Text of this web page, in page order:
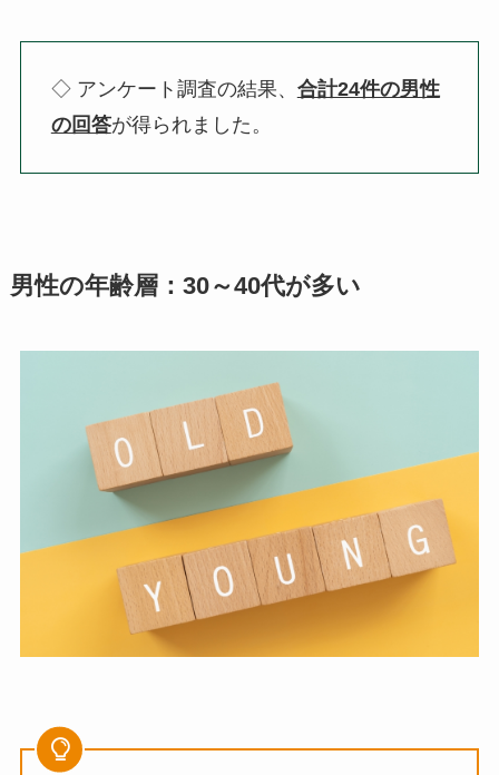
◇ アンケート調査の結果、 合計24件の男性
の回答が得られました。
男性の年齢層：30～40代が多い